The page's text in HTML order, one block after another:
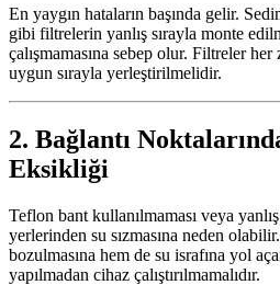
En yaygın hataların başında gelir.
gibi filtrelerin yanlış sırayla monte
çalışmamasına sebep olur. Filtreler
uygun sırayla yerleştirilmelidir.
2. Bağlantı
Eksikliği
Teflon bant kullanılmaması veya
yerlerinden su sızmasına neden
bozulmasına hem de su israfına yol
yapılmadan cihaz çalıştırılmamalıdır.